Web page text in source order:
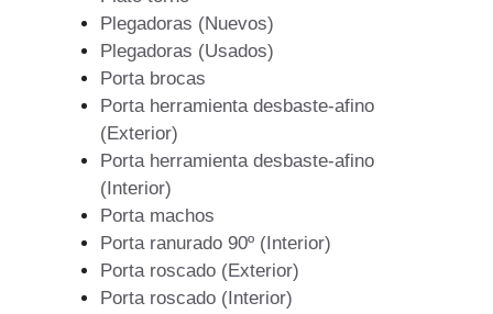
Plegadoras (Nuevos)
Plegadoras (Usados)
Porta brocas
Porta herramienta desbaste-afino
(Exterior)
Porta herramienta desbaste-afino
(Interior)
Porta machos
Porta ranurado 90º (Interior)
Porta roscado (Exterior)
Porta roscado (Interior)